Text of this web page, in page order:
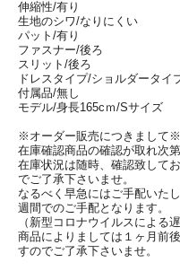
伸縮性/有り
生地のシワ/なりにくい
パット/有り
ファスナー/後ろ
スリット/後ろ
ドレスタイプ/ショルダータイ
付属品/無し
モデル/身長165cｍ/Sサイズ
※オーダー販売につきまして※
在庫確認商品の確認が取れ次
在庫状況は随時、確認致して
でご了承下さいませ。
なるべく早急にはご手配いた
週間でのご手配となります。
（新型コロナウイルスによる
商品によりましては１ヶ月前
すのでご了承下さいませ。